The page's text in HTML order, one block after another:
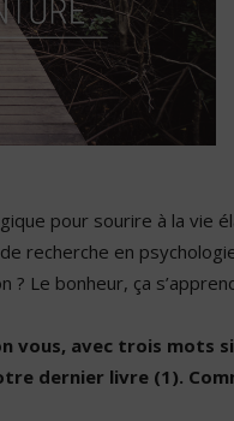
pour sourire à la vie
recherche en
? Le bonheur, ça
vous, avec trois mots
dernier livre (1).